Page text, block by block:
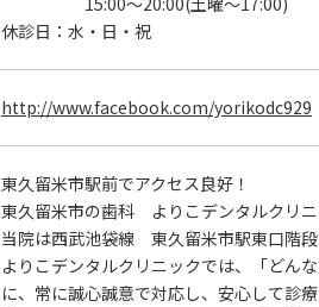
休診日： 水・日・祝
http://www.facebook.com/yorikodc929
東久留米市駅前でアクセス良好！
東久留米市の歯科 よりこデンタルクリニ
当院は西武池袋線 東久留米市駅東口階段
よりこデンタルクリニックでは、「どん
に、常に誠心誠意で対応し、安心して診